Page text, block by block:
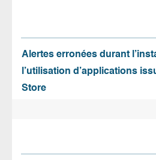
Alertes erronées durant
l’utilisation d’applications
Store